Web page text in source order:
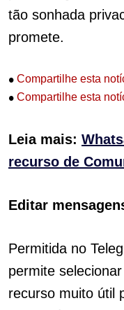
tão sonhada
promete.
• Compartilhe esta
• Compartilhe esta
Leia mais:
recurso de
Editar
Permitida no
permite
recurso muito útil